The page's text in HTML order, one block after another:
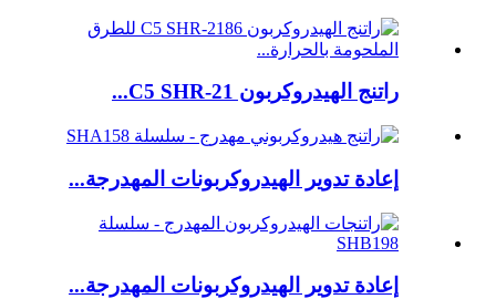
راتنج الهيدروكربون C5 SHR-21...
إعادة تدوير الهيدروكربونات المهدرجة...
إعادة تدوير الهيدروكربونات المهدرجة...